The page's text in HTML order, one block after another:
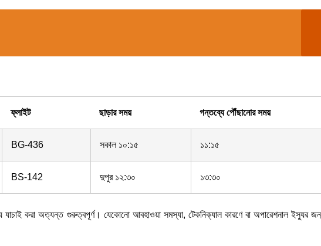
ফ্লাইট ছাড়ার সময় গন্তব্যে পৌঁছানোর সময়
BG-436 সকাল ১০:১৫ ১১:১৫
BS-142 দুপুর ১২:৩০ ১৩:৩০
যাচাই করা অত্যন্ত গুরুত্বপূর্ণ। যেকোনো আবহাওয়া সমস্যা, টেকনিক্যাল কারণে বা অপারেশনাল ইস্যুর